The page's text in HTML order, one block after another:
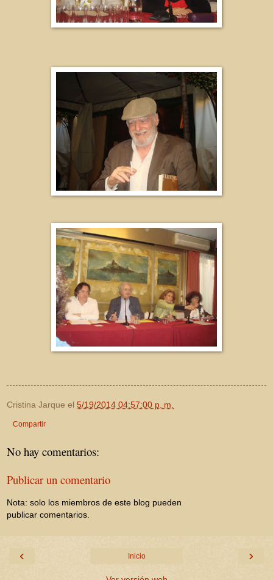
Cristina Jarque el 5/19/2014 04:57:00 p. m.
Compartir
No hay comentarios:
Publicar un comentario
Nota: solo los miembros de este blog pueden
publicar comentarios.
‹ ›
Inicio